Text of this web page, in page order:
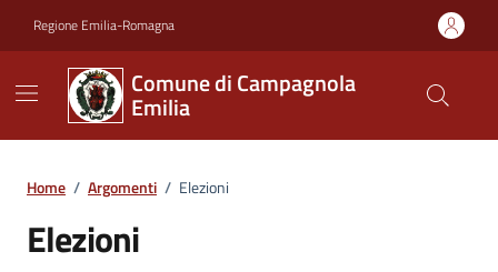
Regione Emilia-Romagna
Comune di Campagnola
Emilia
Home / Argomenti / Elezioni
Elezioni